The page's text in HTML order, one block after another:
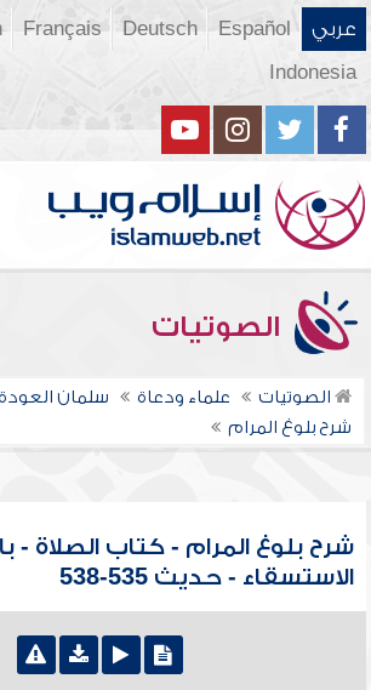
عربي Español
Deutsch
Français
Indonesia
الصوتيات
الصوتيات علماء ودعاة
سلمان العودة
شرح بلوغ المرام
شرح بلوغ المرام - كتاب الصلاة -
الاستسقاء - حديث 535-538